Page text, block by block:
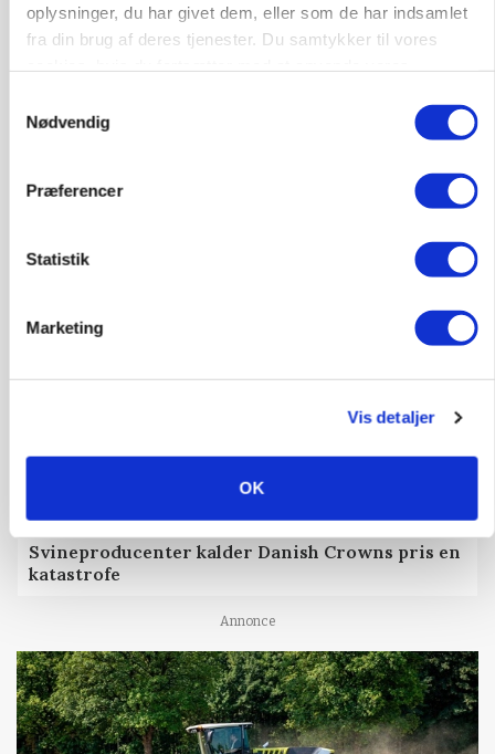
oplysninger, du har givet dem, eller som de har indsamlet
fra din brug af deres tjenester. Du samtykker til vores
Nødvendig
Præferencer
Statistik
Marketing
Vis detaljer
OK
Svineproducenter kalder Danish Crowns pris en
katastrofe
Annonce